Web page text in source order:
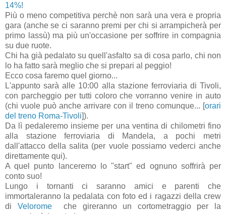
14%!
Più o meno competitiva perchè non sarà una vera e propria
gara (anche se ci saranno premi per chi si arrampicherà per
primo lassù) ma più un'occasione per soffrire in compagnia
su due ruote.
Chi ha già pedalato su quell'asfalto sa di cosa parlo, chi non
lo ha fatto sarà meglio che si prepari al peggio!
Ecco cosa faremo quel giorno...
L'appunto sarà alle 10:00 alla stazione ferroviaria di Tivoli,
con parcheggio per tutti coloro che vorranno venire in auto
(chi vuole può anche arrivare con il treno comunque... [orari
del treno Roma-Tivoli]).
Da lì pedaleremo insieme per una ventina di chilometri fino
alla stazione ferroviaria di Mandela, a pochi metri
dall'attacco della salita (per vuole possiamo vederci anche
direttamente qui).
A quel punto lanceremo lo "start" ed ognuno soffrirà per
conto suo!
Lungo i tornanti ci saranno amici e parenti che
immortaleranno la pedalata con foto ed i ragazzi della crew
di Veloromeche gireranno un cortometraggio per la